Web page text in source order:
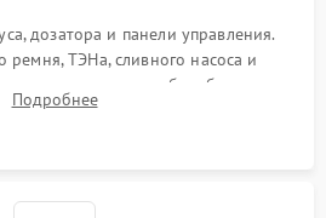
дозатора и панели управления.
ремня, ТЭНа, сливного насоса и
подшипников барабана и
а манжеты люка на разрывы.
Подробнее